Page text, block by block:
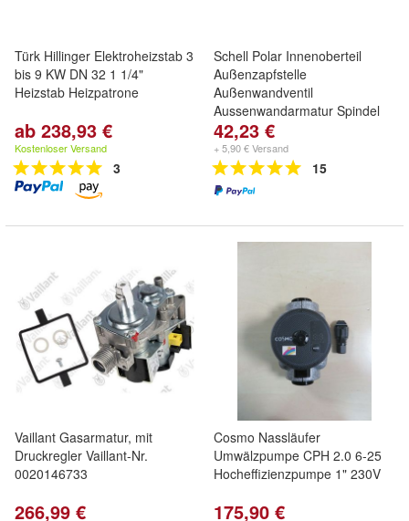
Türk Hillinger Elektroheizstab 3
bis 9 KW DN 32 1 1/4"
Heizstab Heizpatrone
ab 238,93 €
Kostenloser Versand
3
Schell Polar Innenoberteil
Außenzapfstelle
Außenwandventil
Aussenwandarmatur Spindel
42,23 €
+ 5,90 € Versand
15
Vaillant Gasarmatur, mit
Druckregler Vaillant-Nr.
0020146733
266,99 €
Cosmo Nassläufer
Umwälzpumpe CPH 2.0 6-25
Hocheffizienzpumpe 1" 230V
175,90 €